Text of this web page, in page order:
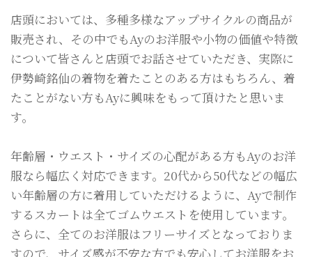
店頭においては、多種多様なアップサイクルの商品が
販売され、その中でもAyのお洋服や小物の価値や特徴
について皆さんと店頭でお話させていただき、実際に
伊勢崎銘仙の着物を着たことのある方はもちろん、着
たことがない方もAyに興味をもって頂けたと思いま
す。
年齢層・ウエスト・サイズの心配がある方もAyのお洋
服なら幅広く対応できます。20代から50代などの幅広
い年齢層の方に着用していただけるように、Ayで制作
するスカートは全てゴムウエストを使用しています。
さらに、全てのお洋服はフリーサイズとなっておりま
すので、サイズ感が不安な方でも安心してお洋服をお